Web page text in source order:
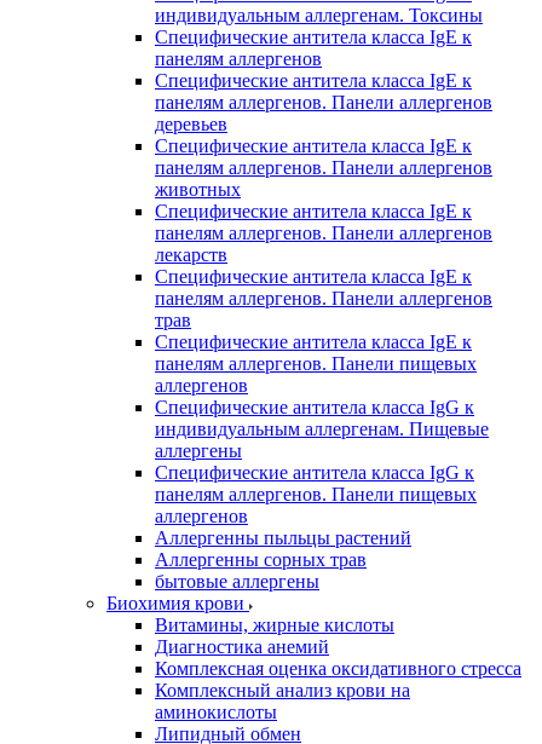
индивидуальным аллергенам. Токсины
Специфические антитела класса IgE к
панелям аллергенов
Специфические антитела класса IgE к
панелям аллергенов. Панели аллергенов
деревьев
Специфические антитела класса IgE к
панелям аллергенов. Панели аллергенов
животных
Специфические антитела класса IgE к
панелям аллергенов. Панели аллергенов
лекарств
Специфические антитела класса IgE к
панелям аллергенов. Панели аллергенов
трав
Специфические антитела класса IgE к
панелям аллергенов. Панели пищевых
аллергенов
Специфические антитела класса IgG к
индивидуальным аллергенам. Пищевые
аллергены
Специфические антитела класса IgG к
панелям аллергенов. Панели пищевых
аллергенов
Аллергенны пыльцы растений
Аллергенны сорных трав
бытовые аллергены
Биохимия крови
Витамины, жирные кислоты
Диагностика анемий
Комплексная оценка оксидативного стресса
Комплексный анализ крови на
аминокислоты
Липидный обмен